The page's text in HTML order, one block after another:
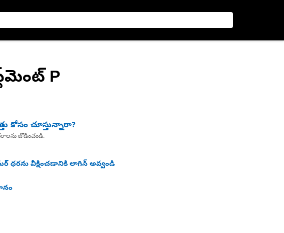
P
కోసం చూస్తున్నారా?
జోడించండి.
ధరను వీక్షించడానికి లాగిన్ అవ్వండి